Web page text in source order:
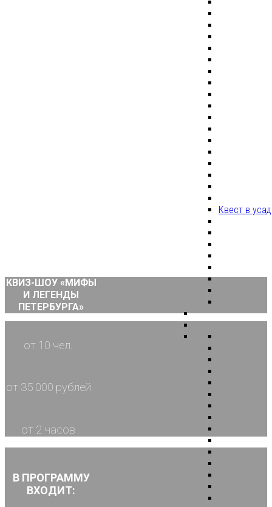
Квест в
КВИЗ-ШОУ «МИФЫ
И ЛЕГЕНДЫ
ПЕТЕРБУРГА»
от 10 чел.
от 35 000 рублей
от 2 часов
В ПРОГРАММУ
ВХОДИТ: